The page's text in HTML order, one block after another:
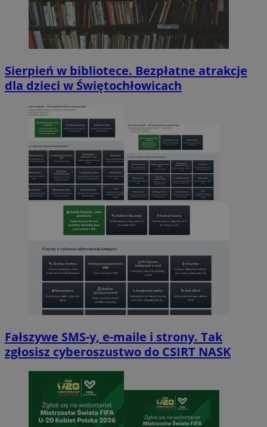
Sierpień w bibliotece. Bezpłatne atrakcje
dla dzieci w Świętochłowicach
Fałszywe SMS-y, e-maile i strony. Tak
zgłosisz cyberoszustwo do CSIRT NASK